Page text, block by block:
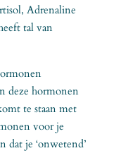
Adrenaline
tal van
deze hormonen
te staan met
voor je
dat je ‘onwetend’